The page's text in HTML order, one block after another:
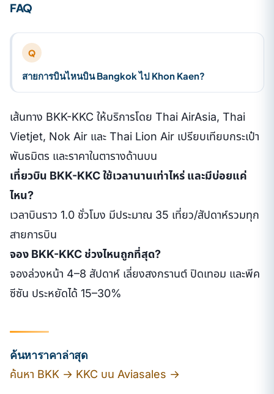
FAQ
Q
สายการบินไหนบิน Bangkok ไป Khon Kaen?
เส้นทาง BKK-KKC ให้บริการโดย Thai AirAsia, Thai
Vietjet, Nok Air และ Thai Lion Air เปรียบเทียบกระเป๋า
พันธมิตร และราคาในตารางด้านบน
เที่ยวบิน BKK-KKC ใช้เวลานานเท่าไหร่ และมีบ่อยแค่
ไหน?
เวลาบินราว 1.0 ชั่วโมง มีประมาณ 35 เที่ยว/สัปดาห์รวมทุก
สายการบิน
จอง BKK-KKC ช่วงไหนถูกที่สุด?
จองล่วงหน้า 4–8 สัปดาห์ เลี่ยงสงกรานต์ ปิดเทอม และพีค
ซีซัน ประหยัดได้ 15–30%
ค้นหาราคาล่าสุด
ค้นหา BKK → KKC บน Aviasales →